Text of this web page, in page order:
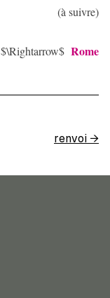
(à suivre)
$\Rightarrow$ Rome
renvoi →